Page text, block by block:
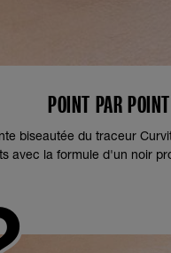
POINT PAR POINT
biseautée du traceur
avec la formule d'un noir